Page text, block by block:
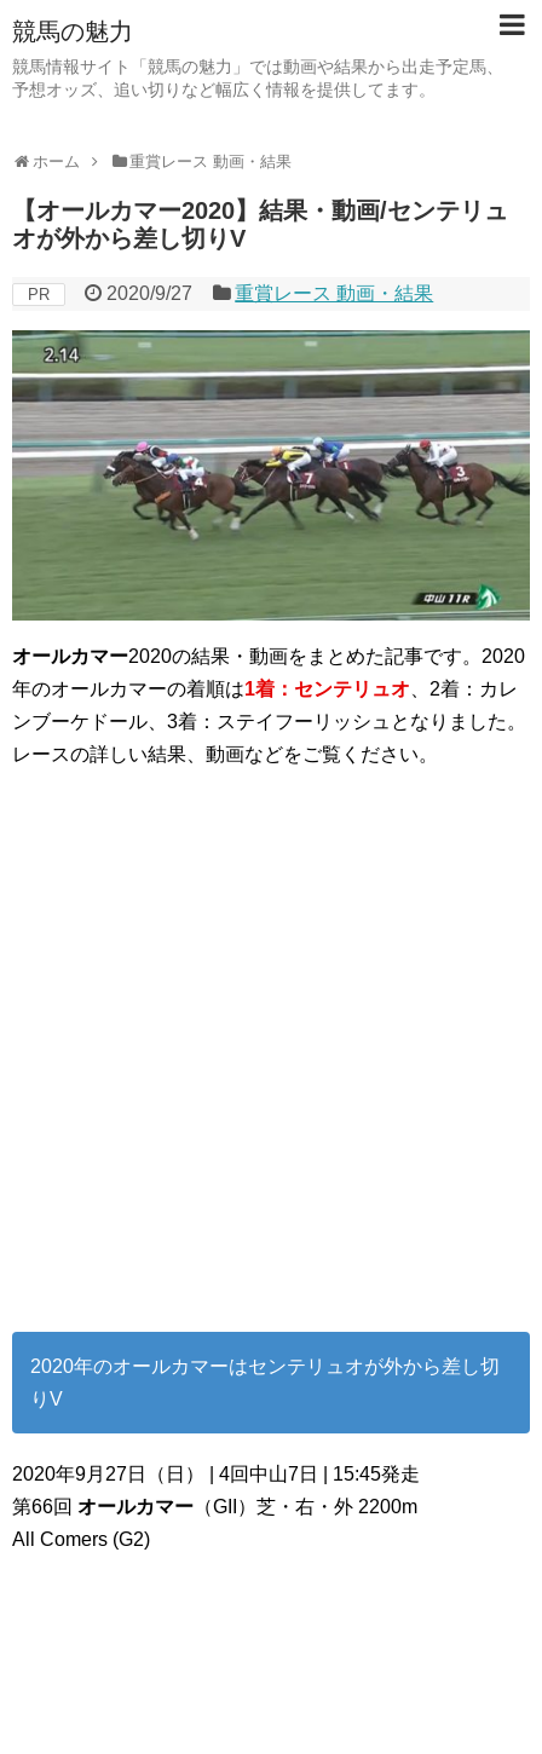
競馬の魅力
競馬情報サイト「競馬の魅力」では動画や結果から出走予定馬、
予想オッズ、追い切りなど幅広く情報を提供してます。
ホーム 重賞レース 動画・結果
【オールカマー2020】結果・動画/センテリュ
オが外から差し切りV
PR 2020/9/27 重賞レース 動画・結果
オールカマー2020の結果・動画をまとめた記事です。2020
年のオールカマーの着順は1着：センテリュオ 、2着：カレ
ンブーケドール、3着：ステイフーリッシュとなりました。
レースの詳しい結果、動画などをご覧ください。
2020年のオールカマーはセンテリュオが外から差し切
りV
2020年9月27日（日） | 4回中山7日 | 15:45発走
第66回 オールカマー （GII）芝・右・外 2200m
All Comers (G2)